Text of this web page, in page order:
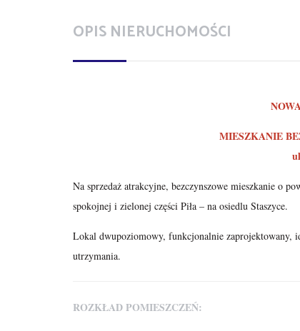
OPIS NIERUCHOMOŚCI
MIESZKANIE
Na sprzedaż atrakcyjne, bezczynszowe mieszkanie o
spokojnej i zielonej części Piła – na osiedlu Staszyce.
Lokal dwupoziomowy, funkcjonalnie zaprojektowany,
utrzymania.
ROZKŁAD POMIESZCZEŃ: